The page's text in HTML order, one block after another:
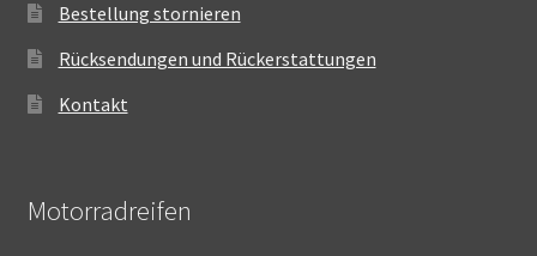
Bestellung stornieren
Rücksendungen und Rückerstattungen
Kontakt
Motorradreifen